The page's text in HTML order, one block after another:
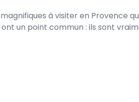
à visiter en Provence
un point commun : ils sont